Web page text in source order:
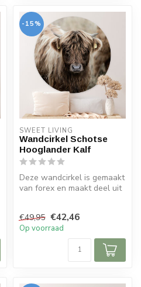
-15%
SWEET LIVING
Wandcirkel Schotse
Hooglander Kalf
Deze wandcirkel is gemaakt
van forex en maakt deel uit
€49,95 €42,46
Op voorraad